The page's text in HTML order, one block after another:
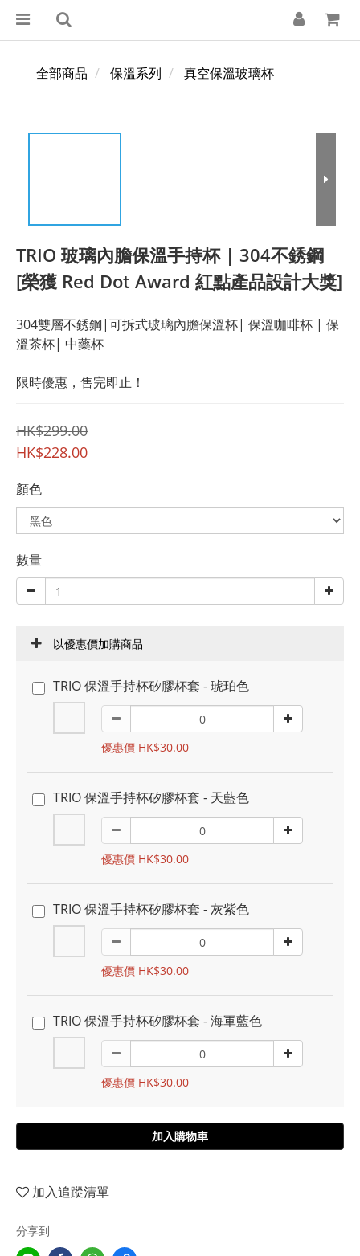
全部商品 保溫系列 真空保溫玻璃杯
TRIO 玻璃內膽保溫手持杯 | 304不銹鋼
[榮獲 Red Dot Award 紅點產品設計大獎]
304雙層不銹鋼|可拆式玻璃內膽保溫杯| 保溫咖啡杯 | 保
溫茶杯| 中藥杯
限時優惠，售完即止！
HK$299.00
HK$228.00
顏色
數量
以優惠價加購商品
TRIO 保溫手持杯矽膠杯套 - 琥珀色
優惠價 HK$30.00
TRIO 保溫手持杯矽膠杯套 - 天藍色
優惠價 HK$30.00
TRIO 保溫手持杯矽膠杯套 - 灰紫色
優惠價 HK$30.00
TRIO 保溫手持杯矽膠杯套 - 海軍藍色
優惠價 HK$30.00
加入購物車
加入追蹤清單
分享到